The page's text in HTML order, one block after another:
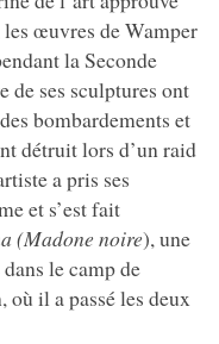
œuvres de Wamper
la Seconde
ses sculptures ont
bombardements et
détruit lors d’un raid
a pris ses
et s’est fait
(Madone noire), une
le camp de
où il a passé les deux